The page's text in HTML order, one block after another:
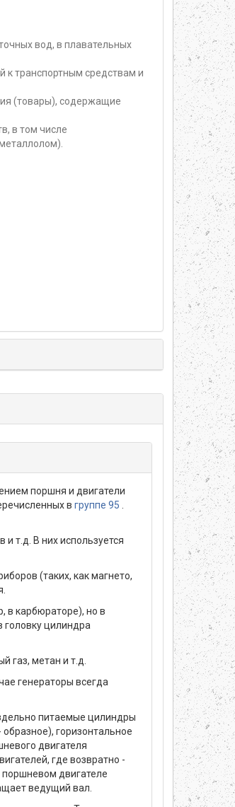
вод, в плавательных
к транспортным средствам и
(товары), содержащие
в том числе
поршня и двигатели
в группе 95
т.д. В них используется
(таких, как магнето,
в карбюраторе), но в
головку цилиндра
газ, метан и т.д.
генераторы всегда
питаемые цилиндры
горизонтальное
двигателя
где возвратно -
двигателе
ведущий вал.